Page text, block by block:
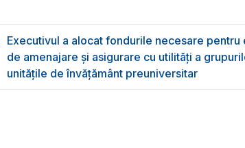
Executivul a alocat fondurile necesare
de amenajare și asigurare cu utilități a
unitățile de învățământ preuniversitar